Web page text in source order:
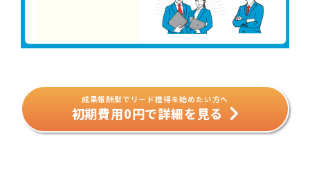
成果報酬型でリード獲得を始めたい方へ
初期費用0円で詳細を見る